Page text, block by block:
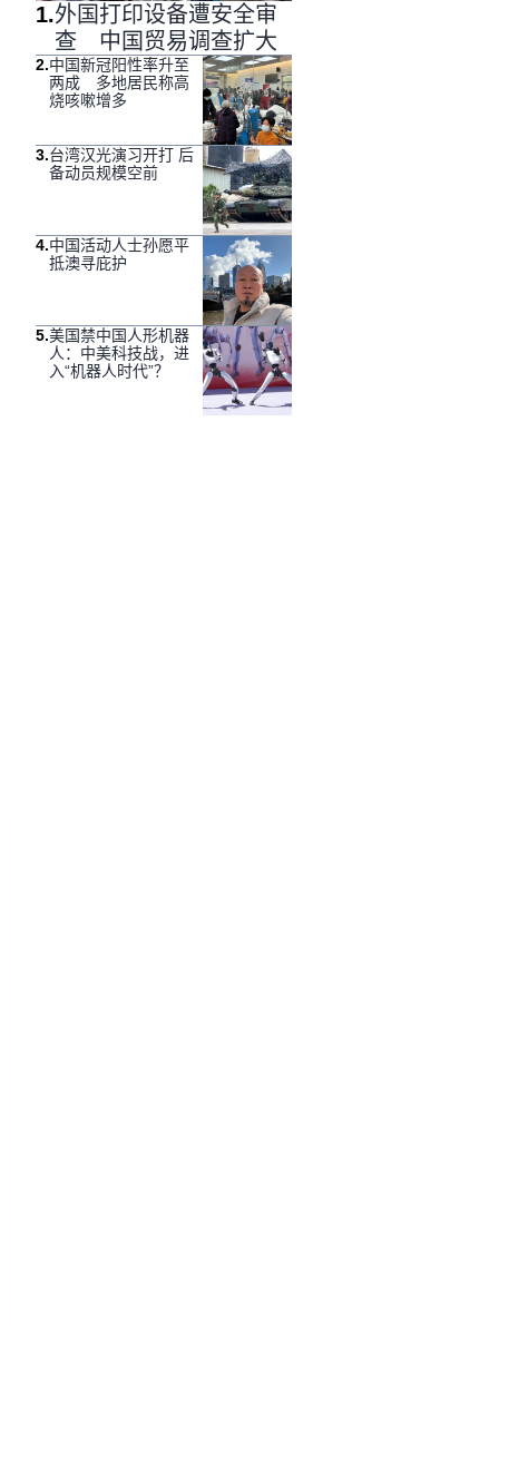
1.外国打印设备遭安全审
查 中国贸易调查扩大
2.中国新冠阳性率升至
两成 多地居民称高
烧咳嗽增多
3.台湾汉光演习开打 后
备动员规模空前
4.中国活动人士孙愿平
抵澳寻庇护
5.美国禁中国人形机器
人：中美科技战，进
入“机器人时代”？